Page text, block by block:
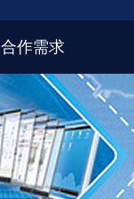
合作需求